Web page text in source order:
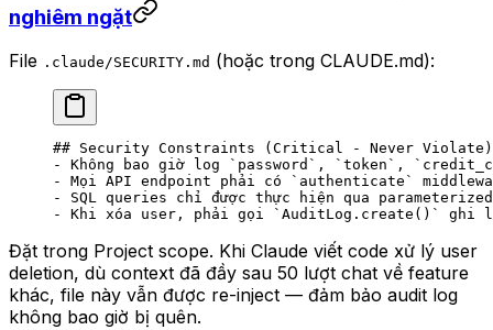
nghiêm ngặt
File .claude/SECURITY.md (hoặc trong CLAUDE.md):
## Security Constraints (Critical - Never Violate)
-
Không bao giờ log `password` , `token` ,
-
Mọi API endpoint phải có `authenticate`
-
SQL queries chỉ được thực hiện qua
-
Khi xóa user, phải gọi `AuditLog.create()` ghi
Đặt trong Project scope. Khi Claude viết code xử lý user
deletion, dù context đã đầy sau 50 lượt chat về feature
khác, file này vẫn được re-inject — đảm bảo audit log
không bao giờ bị quên.